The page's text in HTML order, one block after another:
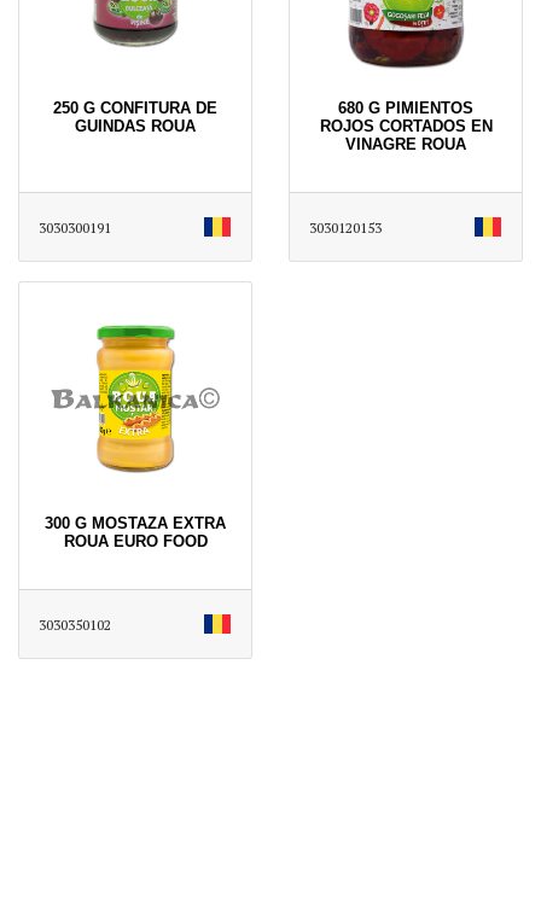
250 G CONFITURA DE
GUINDAS ROUA
3030300191
680 G PIMIENTOS
ROJOS CORTADOS EN
VINAGRE ROUA
3030120153
300 G MOSTAZA EXTRA
ROUA EURO FOOD
3030350102